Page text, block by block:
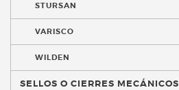
STURSAN
VARISCO
WILDEN
SELLOS O CIERRES MECÁNICOS